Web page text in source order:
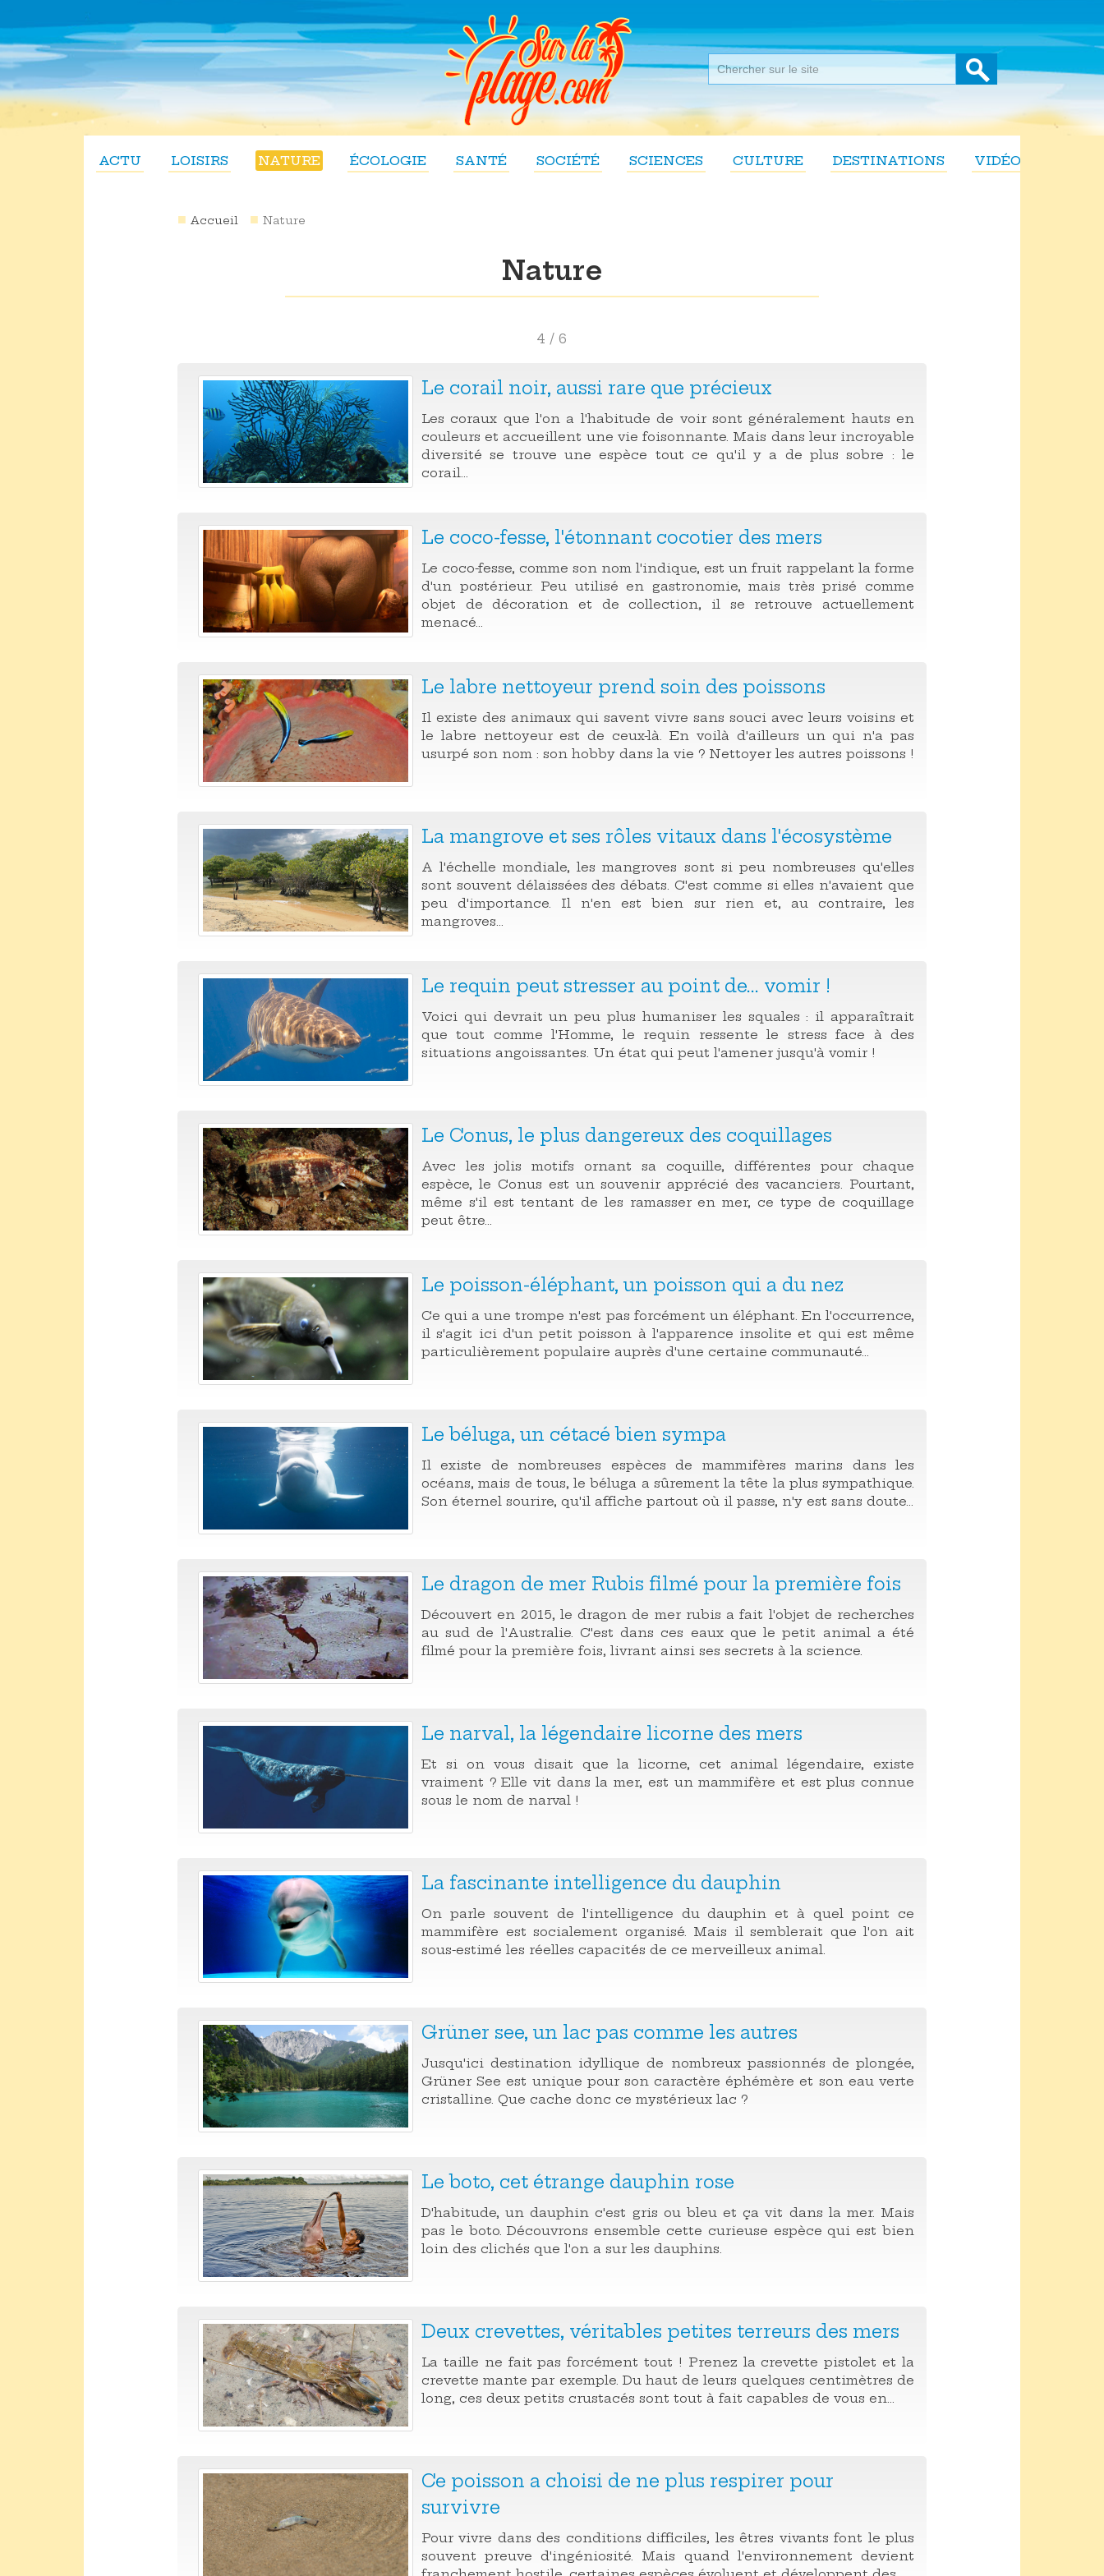
ACTU LOISIRS NATURE ÉCOLOGIE SANTÉ SOCIÉTÉ SCIENCES CULTURE DESTINATIONS VIDÉOS
Accueil Nature
Nature
4 / 6
Le corail noir, aussi rare que précieux
Les coraux que l'on a l'habitude de voir sont généralement hauts en
couleurs et accueillent une vie foisonnante. Mais dans leur incroyable
diversité se trouve une espèce tout ce qu'il y a de plus sobre : le
corail...
Le coco-fesse, l'étonnant cocotier des mers
Le coco-fesse, comme son nom l'indique, est un fruit rappelant la forme
d'un postérieur. Peu utilisé en gastronomie, mais très prisé comme
objet de décoration et de collection, il se retrouve actuellement
menacé...
Le labre nettoyeur prend soin des poissons
Il existe des animaux qui savent vivre sans souci avec leurs voisins et
le labre nettoyeur est de ceux-là. En voilà d'ailleurs un qui n'a pas
usurpé son nom : son hobby dans la vie ? Nettoyer les autres poissons !
La mangrove et ses rôles vitaux dans l'écosystème
A l'échelle mondiale, les mangroves sont si peu nombreuses qu'elles
sont souvent délaissées des débats. C'est comme si elles n'avaient que
peu d'importance. Il n'en est bien sur rien et, au contraire, les
mangroves...
Le requin peut stresser au point de... vomir !
Voici qui devrait un peu plus humaniser les squales : il apparaîtrait
que tout comme l'Homme, le requin ressente le stress face à des
situations angoissantes. Un état qui peut l'amener jusqu'à vomir !
Le Conus, le plus dangereux des coquillages
Avec les jolis motifs ornant sa coquille, différentes pour chaque
espèce, le Conus est un souvenir apprécié des vacanciers. Pourtant,
même s'il est tentant de les ramasser en mer, ce type de coquillage
peut être...
Le poisson-éléphant, un poisson qui a du nez
Ce qui a une trompe n'est pas forcément un éléphant. En l'occurrence,
il s'agit ici d'un petit poisson à l'apparence insolite et qui est même
particulièrement populaire auprès d'une certaine communauté...
Le béluga, un cétacé bien sympa
Il existe de nombreuses espèces de mammifères marins dans les
océans, mais de tous, le béluga a sûrement la tête la plus sympathique.
Son éternel sourire, qu'il affiche partout où il passe, n'y est sans doute...
Le dragon de mer Rubis filmé pour la première fois
Découvert en 2015, le dragon de mer rubis a fait l'objet de recherches
au sud de l'Australie. C'est dans ces eaux que le petit animal a été
filmé pour la première fois, livrant ainsi ses secrets à la science.
Le narval, la légendaire licorne des mers
Et si on vous disait que la licorne, cet animal légendaire, existe
vraiment ? Elle vit dans la mer, est un mammifère et est plus connue
sous le nom de narval !
La fascinante intelligence du dauphin
On parle souvent de l'intelligence du dauphin et à quel point ce
mammifère est socialement organisé. Mais il semblerait que l'on ait
sous-estimé les réelles capacités de ce merveilleux animal.
Grüner see, un lac pas comme les autres
Jusqu'ici destination idyllique de nombreux passionnés de plongée,
Grüner See est unique pour son caractère éphémère et son eau verte
cristalline. Que cache donc ce mystérieux lac ?
Le boto, cet étrange dauphin rose
D'habitude, un dauphin c'est gris ou bleu et ça vit dans la mer. Mais
pas le boto. Découvrons ensemble cette curieuse espèce qui est bien
loin des clichés que l'on a sur les dauphins.
Deux crevettes, véritables petites terreurs des mers
La taille ne fait pas forcément tout ! Prenez la crevette pistolet et la
crevette mante par exemple. Du haut de leurs quelques centimètres de
long, ces deux petits crustacés sont tout à fait capables de vous en...
Ce poisson a choisi de ne plus respirer pour
survivre
Pour vivre dans des conditions difficiles, les êtres vivants font le plus
souvent preuve d'ingéniosité. Mais quand l'environnement devient